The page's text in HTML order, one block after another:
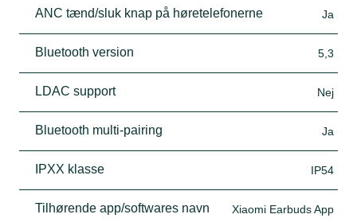
ANC tænd/sluk knap på høretelefonerne Ja
Bluetooth version 5,3
LDAC support Nej
Bluetooth multi-pairing Ja
IPXX klasse IP54
Tilhørende app/softwares navn Xiaomi Earbuds App